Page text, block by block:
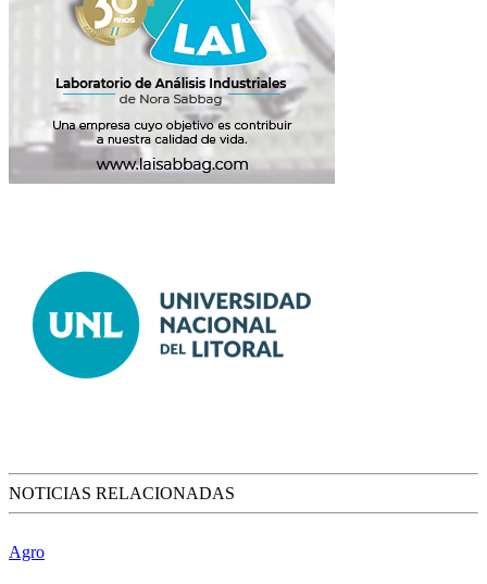
NOTICIAS RELACIONADAS
Agro